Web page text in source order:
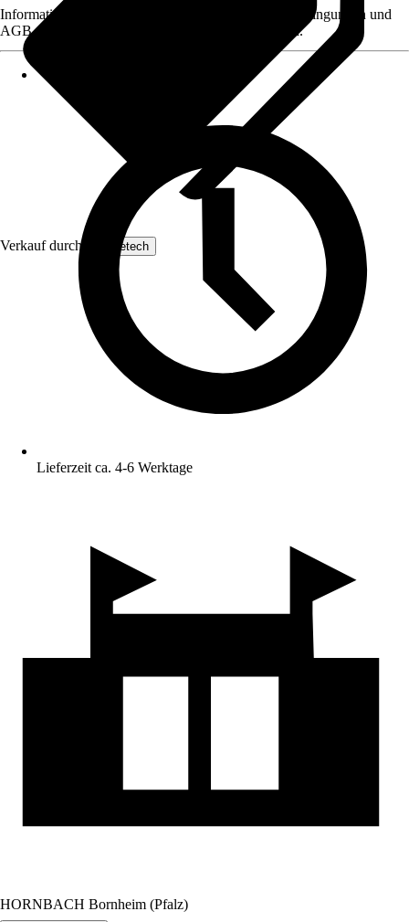
Verkauf durch: Yaheetech
Informationen des Verkäufers, wie z. B. Rückgabebedingungen und
AGB, finden Sie bei Klick auf den Verkäufernamen.
Lieferzeit ca. 4-6 Werktage
HORNBACH Bornheim (Pfalz)